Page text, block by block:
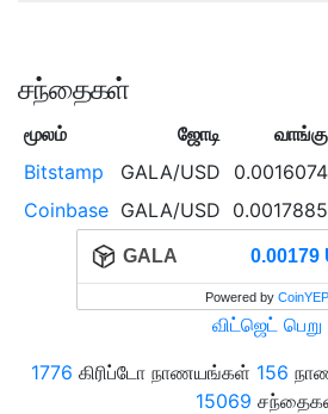
சந்தைகள்
மூலம் ஜோடி வாங்கு
Bitstamp
GALA/USD 0.0016074
Coinbase GALA/USD 0.0017885
GALA 0.00179
Powered by CoinYEP
விட்ஜெட் பெறு
1776 கிரிப்டோ நாணயங்கள் 156
15069